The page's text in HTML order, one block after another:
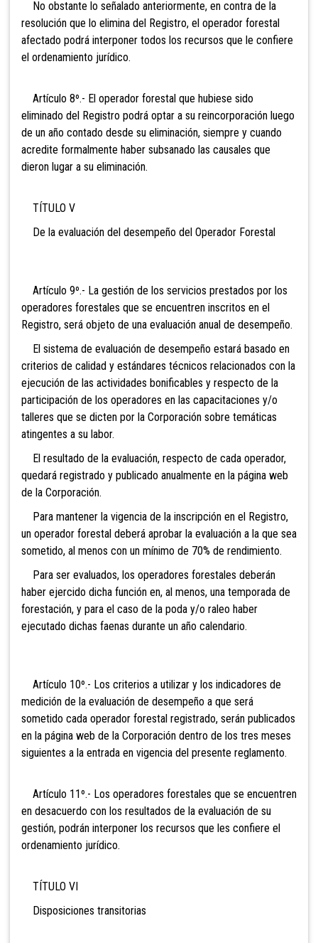
No obstante lo señalado anteriormente, en contra de la
resolución que lo elimina del Registro, el operador forestal
afectado podrá interponer todos los recursos que le confiere
el ordenamiento jurídico.
Artículo 8º.- El operador forestal que hubiese sido
eliminado del Registro podrá optar a su reincorporación luego
de un año contado desde su eliminación, siempre y cuando
acredite formalmente haber subsanado las causales que
dieron lugar a su eliminación.
TÍTULO V
De la evaluación del desempeño del Operador Forestal
Artículo 9º.- La gestión de los servicios prestados por los
operadores forestales que se encuentren inscritos en el
Registro, será objeto de una evaluación anual de desempeño.
El sistema de evaluación de desempeño estará basado en
criterios de calidad y estándares técnicos relacionados con la
ejecución de las actividades bonificables y respecto de la
participación de los operadores en las capacitaciones y/o
talleres que se dicten por la Corporación sobre temáticas
atingentes a su labor.
El resultado de la evaluación, respecto de cada operador,
quedará registrado y publicado anualmente en la página web
de la Corporación.
Para mantener la vigencia de la inscripción en el Registro,
un operador forestal deberá aprobar la evaluación a la que sea
sometido, al menos con un mínimo de 70% de rendimiento.
Para ser evaluados, los operadores forestales deberán
haber ejercido dicha función en, al menos, una temporada de
forestación, y para el caso de la poda y/o raleo haber
ejecutado dichas faenas durante un año calendario.
Artículo 10º.- Los criterios a utilizar y los indicadores de
medición de la evaluación de desempeño a que será
sometido cada operador forestal registrado, serán publicados
en la página web de la Corporación dentro de los tres meses
siguientes a la entrada en vigencia del presente reglamento.
Artículo 11º.- Los operadores forestales que se encuentren
en desacuerdo con los resultados de la evaluación de su
gestión, podrán interponer los recursos que les confiere el
ordenamiento jurídico.
TÍTULO VI
Disposiciones transitorias